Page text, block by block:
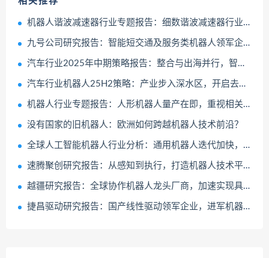
机器人谐波减速器行业专题报告：细数谐波减速器行业核心玩家
九号公司研究报告：智能短交通及服务类机器人领军企业，多元新业务持续成长
汽车行业2025年中期策略报告：整合与出海并行，智驾与机器人齐飞
汽车行业机器人25H2策略：产业步入深水区，开启去伪存真淘汰赛
机器人行业专题报告：人形机器人量产在即，重视相关新材料投资机会
没有国家的旧机器人：欧洲如何跨越机器人技术前沿？
全球人工智能机器人行业分析：通用机器人迭代加快，专业机器人率先突破
速腾聚创研究报告：从感知到执行，打造机器人技术平台
越疆研究报告：全球协作机器人龙头厂商，加速实现具身智能商业化
捷昌驱动研究报告：国产线性驱动领军企业，进军机器人打开成长空间